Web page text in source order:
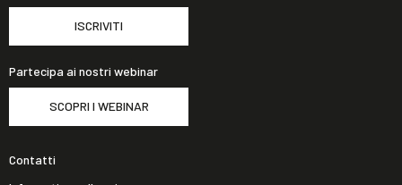
ISCRIVITI
Partecipa ai nostri webinar
SCOPRI I WEBINAR
Contatti